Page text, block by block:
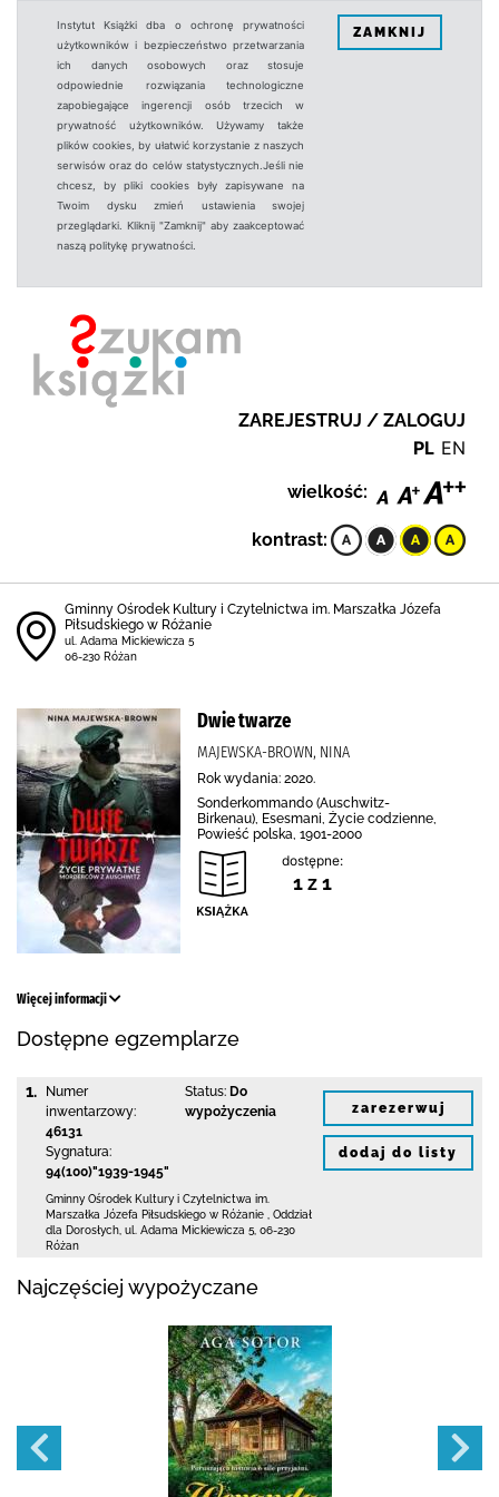
Instytut Książki dba o ochronę prywatności
użytkowników i bezpieczeństwo przetwarzania
ich danych osobowych oraz stosuje
odpowiednie rozwiązania technologiczne
zapobiegające ingerencji osób trzecich w
prywatność użytkowników. Używamy także
plików cookies, by ułatwić korzystanie z naszych
serwisów oraz do celów statystycznych.Jeśli nie
chcesz, by pliki cookies były zapisywane na
Twoim dysku zmień ustawienia swojej
przeglądarki. Kliknij "Zamknij" aby zaakceptować
naszą politykę prywatności.
ZAMKNIJ
ZAREJESTRUJ / ZALOGUJ
PL EN
wielkość:
kontrast:
Gminny Ośrodek Kultury i Czytelnictwa im. Marszałka Józefa
Piłsudskiego w Różanie
ul. Adama Mickiewicza 5
06-230 Różan
Dwie twarze
MAJEWSKA-BROWN, NINA
Rok wydania: 2020.
Sonderkommando (Auschwitz-
Birkenau), Esesmani, Życie codzienne,
Powieść polska, 1901-2000
dostępne:
1 z 1
Więcej informacji
Dostępne egzemplarze
1.
Numer
inwentarzowy:
46131
Sygnatura:
94(100)"1939-1945"
Status: Do
wypożyczenia
Gminny Ośrodek Kultury i Czytelnictwa im.
Marszałka Józefa Piłsudskiego w Różanie
Oddział
dla Dorosłych, ul. Adama Mickiewicza 5 06-230
Różan
zarezerwuj
dodaj do listy
Najczęściej wypożyczane